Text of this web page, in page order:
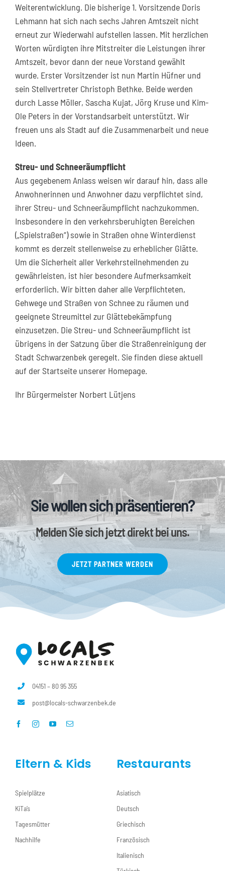
Weiterentwicklung. Die bisherige 1. Vorsitzende Doris
Lehmann hat sich nach sechs Jahren Amtszeit nicht
erneut zur Wiederwahl aufstellen lassen. Mit herzlichen
Worten würdigten ihre Mitstreiter die Leistungen ihrer
Amtszeit, bevor dann der neue Vorstand gewählt
wurde. Erster Vorsitzender ist nun Martin Hüfner und
sein Stellvertreter Christoph Bethke. Beide werden
durch Lasse Möller, Sascha Kujat, Jörg Kruse und Kim-
Ole Peters in der Vorstandsarbeit unterstützt. Wir
freuen uns als Stadt auf die Zusammenarbeit und neue
Ideen.
Streu- und Schneeräumpflicht
Aus gegebenem Anlass weisen wir darauf hin, dass alle
Anwohnerinnen und Anwohner dazu verpflichtet sind,
ihrer Streu- und Schneeräumpflicht nachzukommen.
Insbesondere in den verkehrsberuhigten Bereichen
(„Spielstraßen“) sowie in Straßen ohne Winterdienst
kommt es derzeit stellenweise zu erheblicher Glätte.
Um die Sicherheit aller Verkehrsteilnehmenden zu
gewährleisten, ist hier besondere Aufmerksamkeit
erforderlich. Wir bitten daher alle Verpflichteten,
Gehwege und Straßen von Schnee zu räumen und
geeignete Streumittel zur Glättebekämpfung
einzusetzen. Die Streu- und Schneeräumpflicht ist
übrigens in der Satzung über die Straßenreinigung der
Stadt Schwarzenbek geregelt. Sie finden diese aktuell
auf der Startseite unserer Homepage.
Ihr Bürgermeister Norbert Lütjens
Sie wollen sich präsentieren?
Melden Sie sich jetzt direkt bei uns.
JETZT PARTNER WERDEN
04151 – 80 95 355
post@locals-schwarzenbek.de
Eltern & Kids
Spielplätze
KiTa’s
Tagesmütter
Nachhilfe
Restaurants
Asiatisch
Deutsch
Griechisch
Französisch
Italienisch